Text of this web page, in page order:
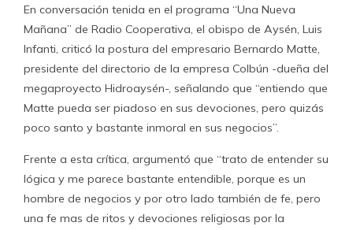
En conversación tenida en el programa “Una Nueva
Mañana” de Radio Cooperativa, el obispo de Aysén, Luis
Infanti, criticó la postura del empresario Bernardo Matte,
presidente del directorio de la empresa Colbún -dueña del
megaproyecto Hidroaysén-, señalando que “entiendo que
Matte pueda ser piadoso en sus devociones, pero quizás
poco santo y bastante inmoral en sus negocios”.
Frente a esta crítica, argumentó que “trato de entender su
lógica y me parece bastante entendible, porque es un
hombre de negocios y por otro lado también de fe, pero
una fe mas de ritos y devociones religiosas por la